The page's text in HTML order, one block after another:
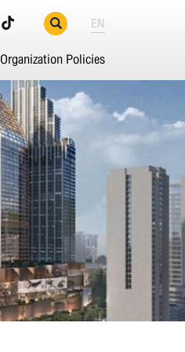
EN
Organization Policies